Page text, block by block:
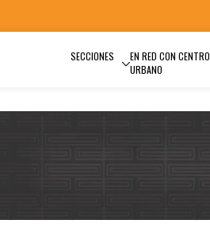
SECCIONES
EN RED CON CENTRO
URBANO